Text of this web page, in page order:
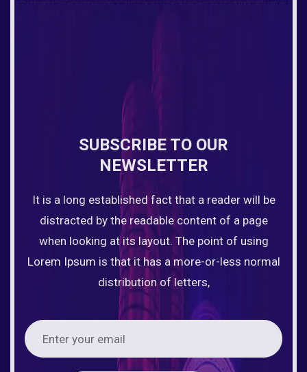
SUBSCRIBE TO OUR
NEWSLETTER
It is a long established fact that a reader will be
distracted by the readable content of a page
when looking at its layout. The point of using
Lorem Ipsum is that it has a more-or-less normal
distribution of letters,